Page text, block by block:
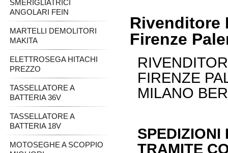
Rivenditore
Firenze
FIRENZE
MILANO
SPEDIZIONI
TRAMITE
SMERIGLIATRICI
ANGOLARI FEIN
MARTELLI DEMOLITORI
MAKITA
ELETTROSEGA HITACHI
PREZZO
TASSELLATORE A
BATTERIA 36V
TASSELLATORE A
BATTERIA 18V
MOTOSEGHE A SCOPPIO